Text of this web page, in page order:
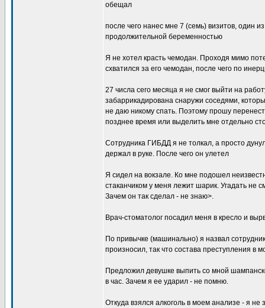
обещал
после чего нанес мне 7 (семь) визитов, один
продолжительной беременностью
Я не хотел красть чемодан. Проходя мимо
схватился за его чемодан, после чего по
27 числа сего месяца я не смог выйти на
забаррикадирована снаружи соседями,
не даю никому спать. Поэтому прошу
позднее время или выделить мне отдельно
Сотрудника ГИБДД я не толкал, а просто
держал в руке. После чего он улетел
Я сидел на вокзале. Ко мне подошел
стаканчиком у меня лежит шарик. Угадать не
Зачем он так сделал - не знаю>.
Врач-стоматолог посадил меня в кресло и
По привычке (машинально) я назвал
произносил, так что состава преступления в
Предложил девушке выпить со мной
в час. Зачем я ее ударил - не помню.
Откуда взялся алкоголь в моем анализе - я